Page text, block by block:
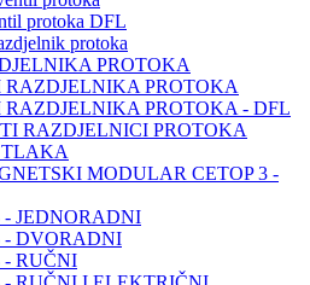
protoka DFL
protoka
PROTOKA
PROTOKA
PROTOKA - DFL
RAZDJELNICI PROTOKA
MODULAR CETOP 3 -
- JEDNORADNI
- DVORADNI
- RUČNI